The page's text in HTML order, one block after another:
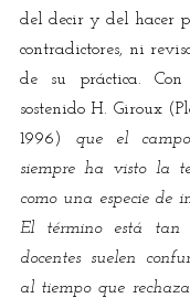
del decir y del hacer
contradictores, ni
de su práctica.
sostenido H. Giroux
1996) que el
siempre ha visto la
como una especie de
El término está tan
docentes suelen
al tiempo que